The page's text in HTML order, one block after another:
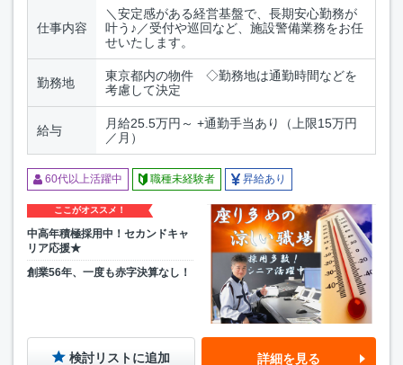
仕事内容
＼安定感がある経営基盤で、長期安心勤務が
叶う♪／受付や巡回など、施設警備業務をお任
せいたします。
勤務地
東京都内の物件 ◇勤務地は通勤時間などを
考慮して決定
給与
月給25.5万円～ +通勤手当あり（上限15万円
／月）
60代以上活躍中 職種未経験者 昇給あり
ここがオススメ！
中高年積極採用中！セカンドキャ
リア応援★
創業56年、一度も赤字決算なし！
検討リストに追加 詳細を見る